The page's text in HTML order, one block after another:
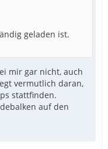
geladen ist.
mir gar nicht, auch
vermutlich daran,
stattfinden.
auf den